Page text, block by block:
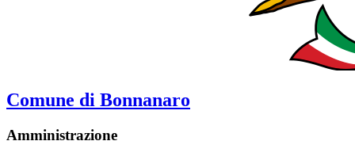
Comune di Bonnanaro
Amministrazione